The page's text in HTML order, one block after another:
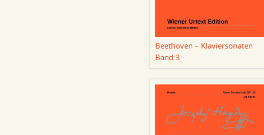
Beethoven – Klaviersonaten
Band 3